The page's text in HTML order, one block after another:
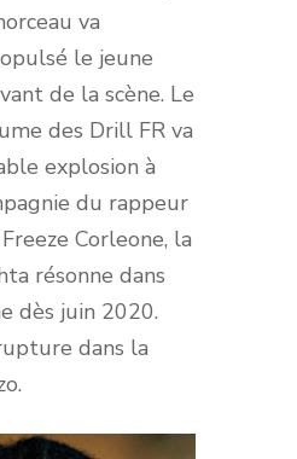
va
le jeune
de la scène. Le
des Drill FR va
explosion à
du rappeur
Corleone, la
résonne dans
dès juin 2020.
dans la